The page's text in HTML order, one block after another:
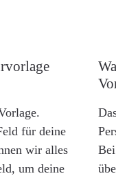
für deine
wir alles
um deine